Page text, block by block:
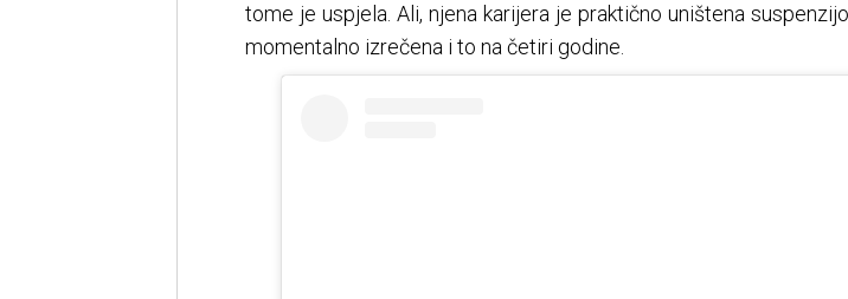
tome je uspjela. Ali, njena karijera je praktično uništena
momentalno izrečena i to na četiri godine.